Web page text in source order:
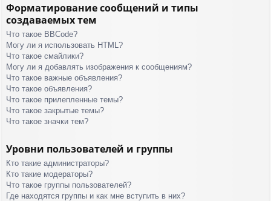
Форматирование сообщений и типы
создаваемых тем
Что такое BBCode?
Могу ли я использовать HTML?
Что такое смайлики?
Могу ли я добавлять изображения к сообщениям?
Что такое важные объявления?
Что такое объявления?
Что такое прилепленные темы?
Что такое закрытые темы?
Что такое значки тем?
Уровни пользователей и группы
Кто такие администраторы?
Кто такие модераторы?
Что такое группы пользователей?
Где находятся группы и как мне вступить в них?